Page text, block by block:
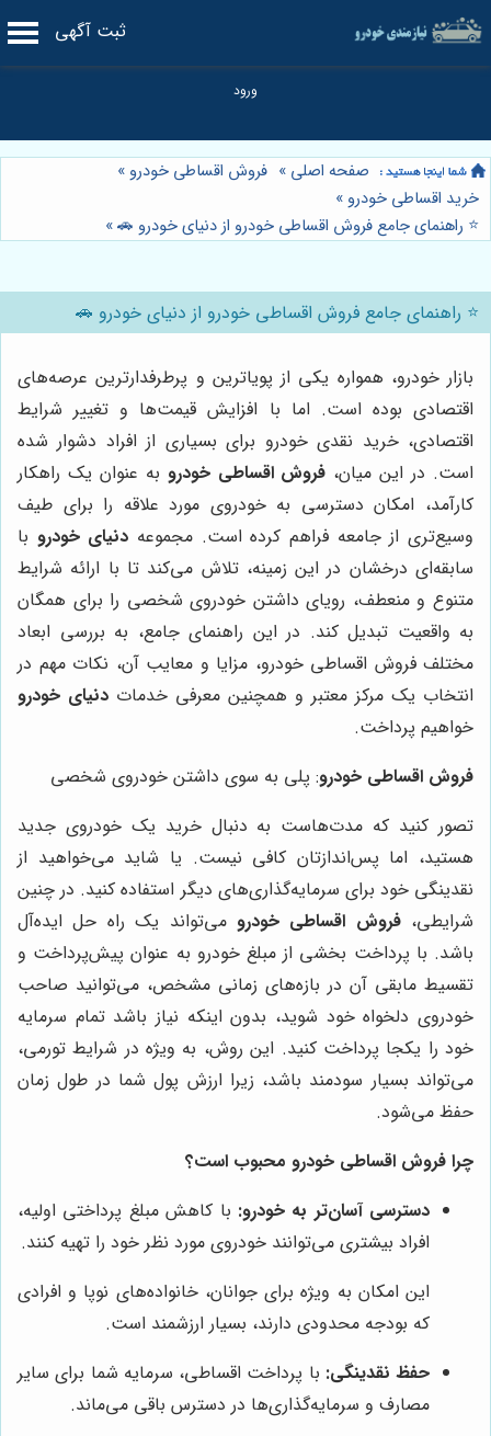
ثبت آگهی
صفحه اصلی » فروش اقساطی خودرو »
خرید اقساطی خودرو »
⭐️ راهنمای جامع فروش اقساطی خودرو از دنیای خودرو 🚗»
⭐️ راهنمای جامع فروش اقساطی خودرو از دنیای خودرو 🚗
بازار خودرو، همواره یکی از پویاترین و پرطرفدارترین عرصه‌های
اقتصادی بوده است. اما با افزایش قیمت‌ها و تغییر شرایط
اقتصادی، خرید نقدی خودرو برای بسیاری از افراد دشوار شده
است. در این میان، فروش اقساطی خودرو به عنوان یک راهکار
کارآمد، امکان دسترسی به خودروی مورد علاقه را برای طیف
وسیع‌تری از جامعه فراهم کرده است. مجموعه دنیای خودرو با
سابقه‌ای درخشان در این زمینه، تلاش می‌کند تا با ارائه شرایط
متنوع و منعطف، رویای داشتن خودروی شخصی را برای همگان
به واقعیت تبدیل کند. در این راهنمای جامع، به بررسی ابعاد
مختلف فروش اقساطی خودرو، مزایا و معایب آن، نکات مهم در
انتخاب یک مرکز معتبر و همچنین معرفی خدمات دنیای خودرو
خواهیم پرداخت.
فروش اقساطی خودرو: پلی به سوی داشتن خودروی شخصی
تصور کنید که مدت‌هاست به دنبال خرید یک خودروی جدید
هستید، اما پس‌اندازتان کافی نیست. یا شاید می‌خواهید از
نقدینگی خود برای سرمایه‌گذاری‌های دیگر استفاده کنید. در چنین
شرایطی،فروش اقساطی خودرو می‌تواند یک راه حل ایده‌آل
باشد. با پرداخت بخشی از مبلغ خودرو به عنوان پیش‌پرداخت و
تقسیط مابقی آن در بازه‌های زمانی مشخص، می‌توانید صاحب
خودروی دلخواه خود شوید، بدون اینکه نیاز باشد تمام سرمایه
خود را یکجا پرداخت کنید. این روش، به ویژه در شرایط تورمی،
می‌تواند بسیار سودمند باشد، زیرا ارزش پول شما در طول زمان
حفظ می‌شود.
چرا فروش اقساطی خودرو محبوب است؟
دسترسی آسان‌تر به خودرو: با کاهش مبلغ پرداختی اولیه،
افراد بیشتری می‌توانند خودروی مورد نظر خود را تهیه کنند.
این امکان به ویژه برای جوانان، خانواده‌های نوپا و افرادی
که بودجه محدودی دارند، بسیار ارزشمند است.
حفظ نقدینگی: با پرداخت اقساطی، سرمایه شما برای سایر
مصارف و سرمایه‌گذاری‌ها در دسترس باقی می‌ماند.